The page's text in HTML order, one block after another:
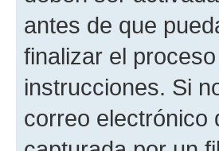
antes de que
finalizar el
instrucciones. Si
correo electrónico